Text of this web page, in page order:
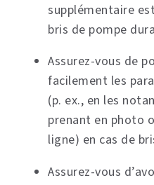
supplémentaire
bris de pompe
Assurez-vous de
facilement les
(p. ex., en les
prenant en photo
ligne) en cas de
Assurez-vous